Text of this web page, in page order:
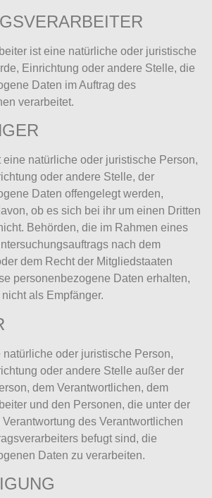
ist eine natürliche oder juristische
Einrichtung oder andere Stelle, die
Daten im Auftrag des
verarbeitet.
eine natürliche oder juristische Person,
oder andere Stelle, der
Daten offengelegt werden,
ob es sich bei ihr um einen Dritten
Behörden, die im Rahmen eines
nach dem
dem Recht der Mitgliedstaaten
personenbezogene Daten erhalten,
als Empfänger.
natürliche oder juristische Person,
oder andere Stelle außer der
dem Verantwortlichen, dem
und den Personen, die unter der
des Verantwortlichen
befugt sind, die
Daten zu verarbeiten.